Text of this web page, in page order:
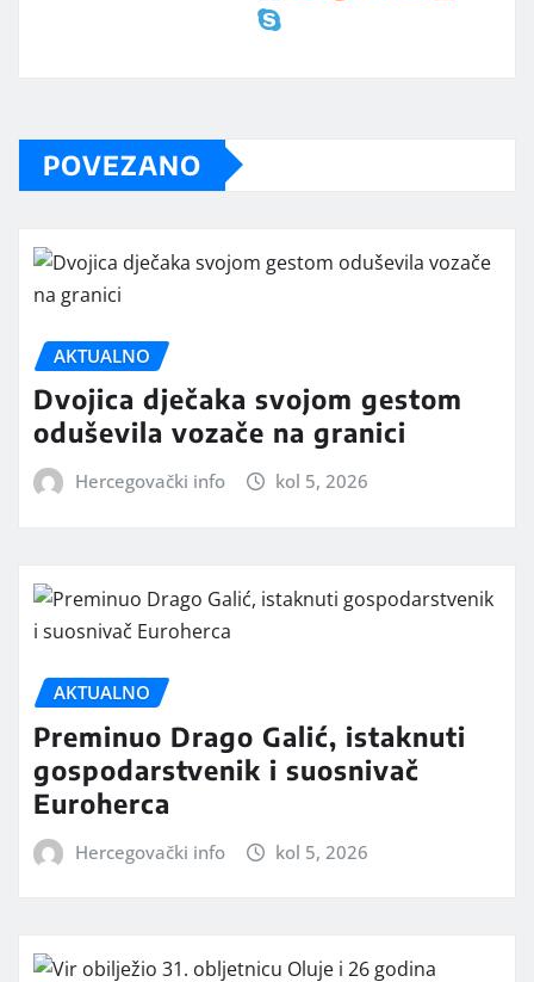
POVEZANO
AKTUALNO
Dvojica dječaka svojom gestom
oduševila vozače na granici
Hercegovački info kol 5, 2026
AKTUALNO
Preminuo Drago Galić, istaknuti
gospodarstvenik i suosnivač
Euroherca
Hercegovački info kol 5, 2026